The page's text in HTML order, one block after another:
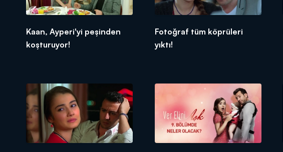
Kaan, Ayperi'yi peşinden
koşturuyor!
Fotoğraf tüm köprüleri
yıktı!